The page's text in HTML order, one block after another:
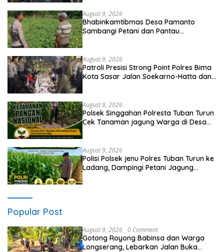
August 9, 2026
Bhabinkamtibmas Desa Pamanto
Sambangi Petani dan Pantau
August 9, 2026
Patroli Presisi Strong Point Polres Bima
Kota Sasar Jalan Soekarno-Hatta dan
August 9, 2026
Polsek Singgahan Polresta Tuban Turun
Cek Tanaman jagung Warga di Desa
August 9, 2026
Polisi Polsek jenu Polres Tuban Turun ke
Ladang, Dampingi Petani Jagung
Popular Post
August 9, 2026 0 Comment
Gotong Royong Babinsa dan Warga
Longserang, Lebarkan Jalan Buka